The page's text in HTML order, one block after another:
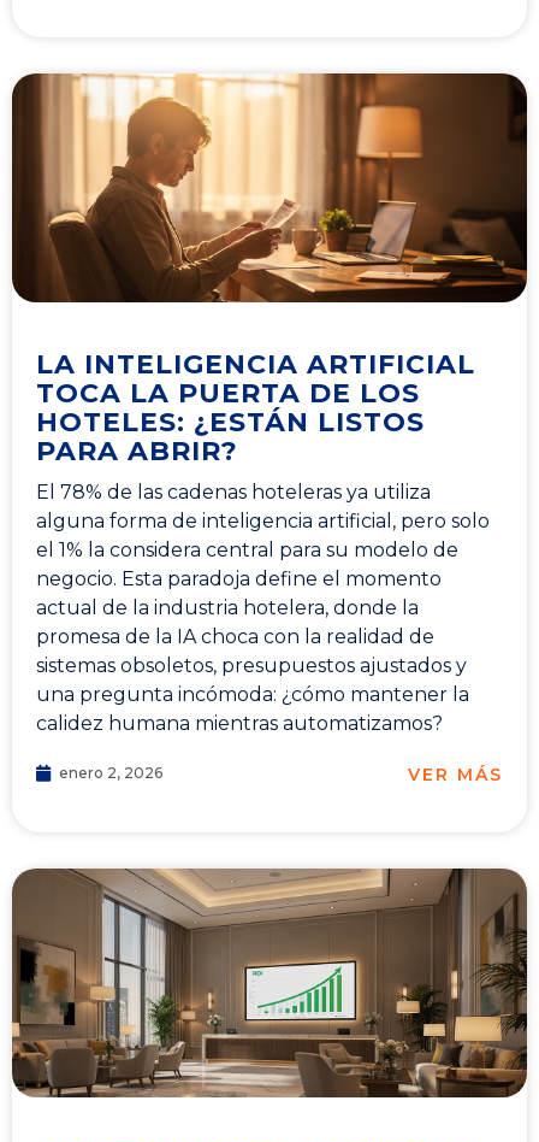
LA INTELIGENCIA ARTIFICIAL
TOCA LA PUERTA DE LOS
HOTELES: ¿ESTÁN LISTOS
PARA ABRIR?
El 78% de las cadenas hoteleras ya utiliza
alguna forma de inteligencia artificial, pero solo
el 1% la considera central para su modelo de
negocio. Esta paradoja define el momento
actual de la industria hotelera, donde la
promesa de la IA choca con la realidad de
sistemas obsoletos, presupuestos ajustados y
una pregunta incómoda: ¿cómo mantener la
calidez humana mientras automatizamos?
enero 2, 2026 VER MÁS